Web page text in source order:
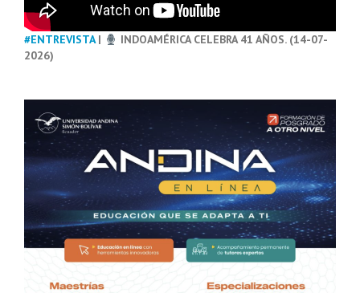
#ENTREVISTA|
INDOAMÉRICA CELEBRA 41 AÑOS. (14-07-
2026)